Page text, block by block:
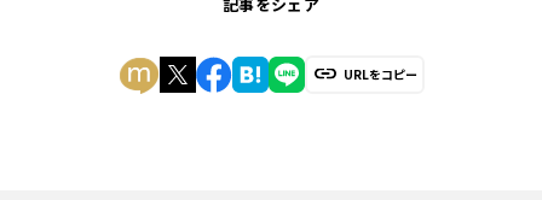
URLをコピー